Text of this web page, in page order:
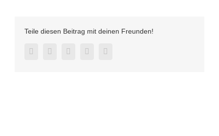
Teile diesen Beitrag mit deinen Freunden!
FacebookTwitter LinkedInPinterest